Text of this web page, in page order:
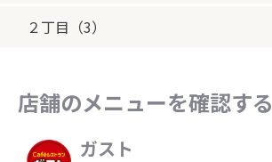
２丁目（3）
店舗のメニューを確認する
ガスト